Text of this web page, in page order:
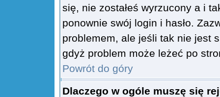
się, nie zostałeś wyrzucony a i
ponownie swój login i hasło.
problemem, ale jeśli tak nie jest
gdyż problem może leżeć po
Powrót do góry
Dlaczego w ogóle muszę się